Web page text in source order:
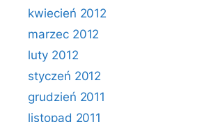
kwiecień 2012
marzec 2012
luty 2012
styczeń 2012
grudzień 2011
listopad 2011